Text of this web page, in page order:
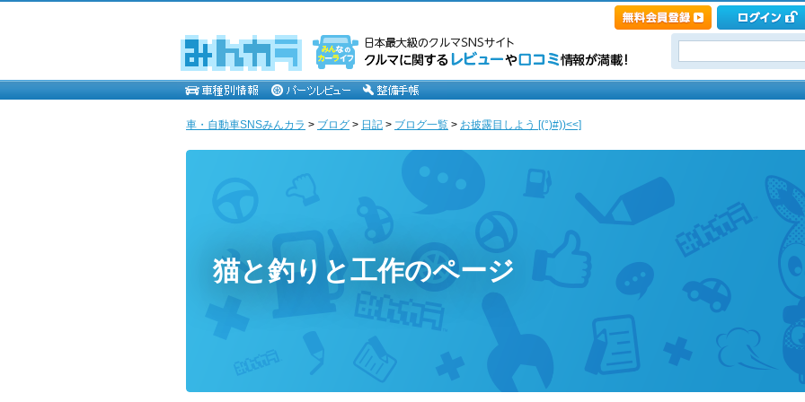
車・自動車SNSみんカラ > ブログ > 日記 > ブログ一覧 > お披露目しよう [(°)#))<<]
猫と釣りと工作のページ